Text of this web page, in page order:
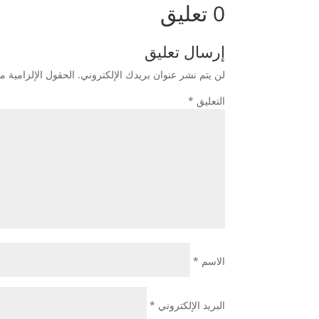
0 تعليق
إرسال تعليق
لن يتم نشر عنوان بريدك الإلكتروني. الحقول الإلزامية
التعليق *
الاسم *
البريد الإلكتروني *